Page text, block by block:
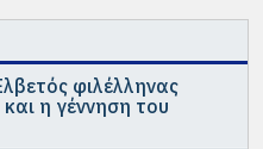
φιλέλληνας
η γέννηση του